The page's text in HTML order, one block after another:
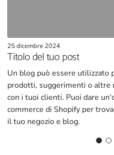
25 dicembre 2024
Titolo del tuo post
Un blog può essere utilizzato
prodotti, suggerimenti o altre
con i tuoi clienti. Puoi dare
commerce di Shopify per
il tuo negozio e blog.